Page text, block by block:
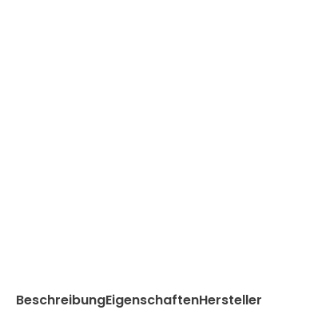
BeschreibungEigenschaftenHersteller